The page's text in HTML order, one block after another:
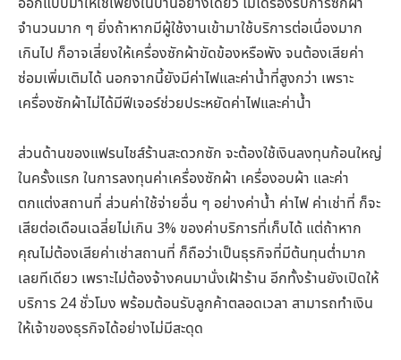
จำนวนมาก ๆ ยิ่งถ้าหากมีผู้ใช้งานเข้ามาใช้บริการต่อเนื่องมาก
เกินไป ก็อาจเสี่ยงให้เครื่องซักผ้าขัดข้องหรือพัง จนต้องเสียค่า
ซ่อมเพิ่มเติมได้ นอกจากนี้ยังมีค่าไฟและค่าน้ำที่สูงกว่า เพราะ
เครื่องซักผ้าไม่ได้มีฟีเจอร์ช่วยประหยัดค่าไฟและค่าน้ำ
ส่วนด้านของแฟรนไชส์ร้านสะดวกซัก จะต้องใช้เงินลงทุนก้อนใหญ่
ในครั้งแรก ในการลงทุนค่าเครื่องซักผ้า เครื่องอบผ้า และค่า
ตกแต่งสถานที่ ส่วนค่าใช้จ่ายอื่น ๆ อย่างค่าน้ำ ค่าไฟ ค่าเช่าที่ ก็จะ
เสียต่อเดือนเฉลี่ยไม่เกิน 3% ของค่าบริการที่เก็บได้ แต่ถ้าหาก
คุณไม่ต้องเสียค่าเช่าสถานที่ ก็ถือว่าเป็นธุรกิจที่มีต้นทุนต่ำมาก
เลยทีเดียว เพราะไม่ต้องจ้างคนมานั่งเฝ้าร้าน อีกทั้งร้านยังเปิดให้
บริการ 24 ชั่วโมง พร้อมต้อนรับลูกค้าตลอดเวลา สามารถทำเงิน
ให้เจ้าของธุรกิจได้อย่างไม่มีสะดุด